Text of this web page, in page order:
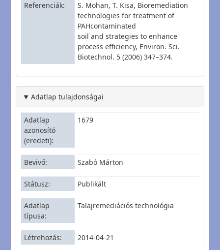
Referenciák
S. Mohan, T. Kisa, Bioremediation
technologies for treatment of
PAHcontaminated
soil and strategies to enhance
process efficiency, Environ. Sci.
Biotechnol. 5 (2006) 347–374.
Adatlap tulajdonságai
Adatlap
azonosító
(eredeti)
1679
Bevivő Szabó Márton
Státusz Publikált
Adatlap
típusa
Talajremediációs technológia
Létrehozás 2014-04-21